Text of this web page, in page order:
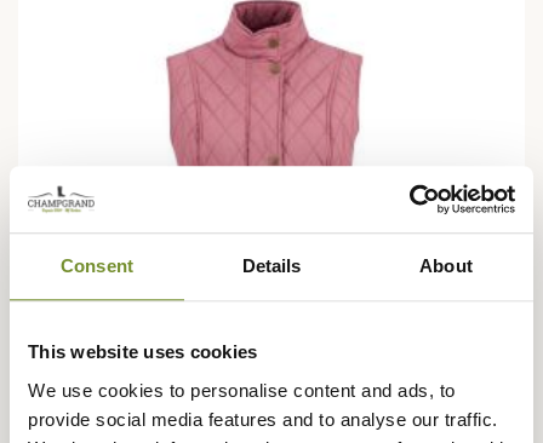
Consent Details About
This website uses cookies
We use cookies to personalise content and ads, to
provide social media features and to analyse our traffic.